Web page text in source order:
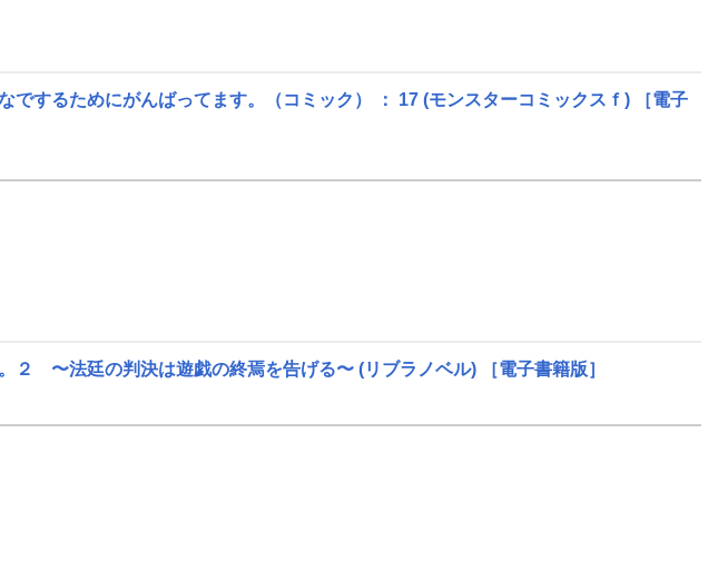
でするためにがんばってます。（コミック） ： 17 (モンスターコミックスｆ)
［電子
２ 〜法廷の判決は遊戯の終焉を告げる〜 (リブラノベル) ［電子書籍版］